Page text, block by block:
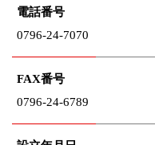
電話番号
0796-24-7070
FAX番号
0796-24-6789